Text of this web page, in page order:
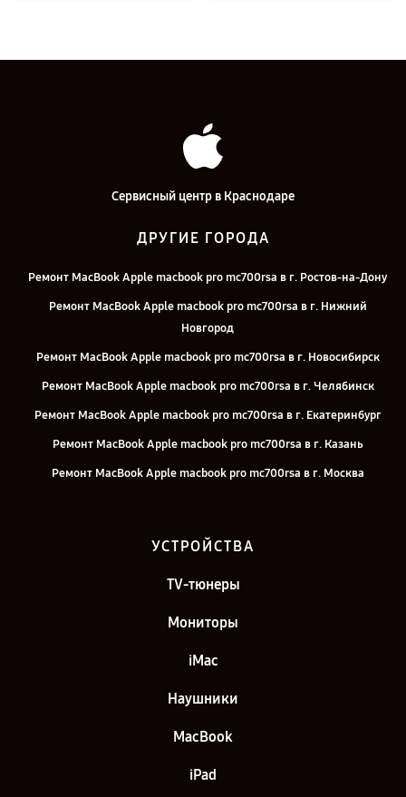
Сервисный центр в Краснодаре
ДРУГИЕ ГОРОДА
Ремонт MacBook Apple macbook pro mc700rsa в г. Ростов-на-Дону
Ремонт MacBook Apple macbook pro mc700rsa в г. Нижний
Новгород
Ремонт MacBook Apple macbook pro mc700rsa в г. Новосибирск
Ремонт MacBook Apple macbook pro mc700rsa в г. Челябинск
Ремонт MacBook Apple macbook pro mc700rsa в г. Екатеринбург
Ремонт MacBook Apple macbook pro mc700rsa в г. Казань
Ремонт MacBook Apple macbook pro mc700rsa в г. Москва
УСТРОЙСТВА
TV-тюнеры
Мониторы
iMac
Наушники
MacBook
iPad